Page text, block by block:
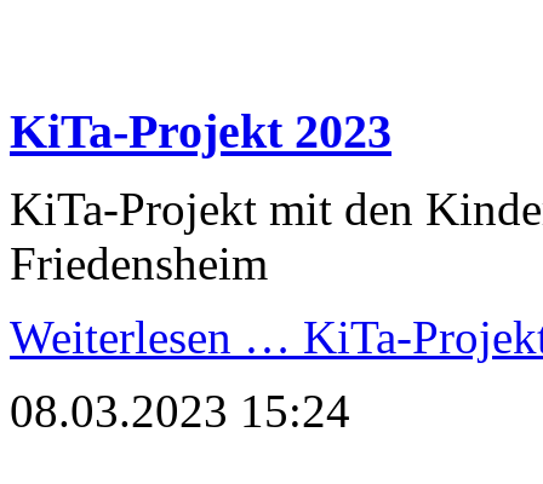
KiTa-Projekt 2023
KiTa-Projekt mit den
Friedensheim
Weiterlesen … KiTa-
08.03.2023 15:24